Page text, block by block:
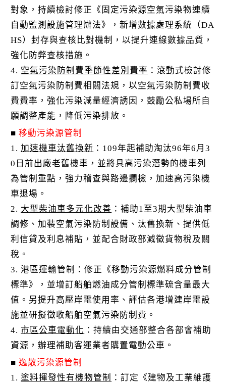
對象，持續檢討修正《固定污染源空氣污染物連續
自動監測設施管理辦法》，新增數據處理系統（DA
HS）封存與查核比對機制，以提升連線數據品質，
強化防弊查核措施。
4. 空氣污染防制費季節性差別費率 ：滾動式檢討修
訂空氣污染防制費相關法規，以空氣污染防制費收
費費率，強化污染減量經濟誘因，鼓勵公私場所自
願調整產能，降低污染排放。
■ 移動污染源管制
1.加速機車汰舊換新 ：109年起補助淘汰96年6月3
0日前出廠老舊機車，並將具高污染潛勢的機車列
為管制重點，強力稽查與路邊攔檢，加速高污染機
車退場。
2. 大型柴油車多元化改善 ：補助1至3期大型柴油車
調修、加裝空氣污染防制設備、汰舊換新、提供低
利信貸及利息補貼，並配合財政部減徵貨物稅及關
稅。
3. 港區運輸管制：修正《移動污染源燃料成分管制
標準》，並增訂船舶燃油成分管制標準硫含量最大
值。另提升高壓岸電使用率、評估各港增建岸電設
施並研擬徵收船舶空氣污染防制費。
4.市區公車電動化 ：持續由交通部整合各部會補助
資源，辦理補助客運業者購置電動公車。
■逸散污染源管制
1. 塗料揮發性有機物管制 ：訂定《建物及工業維護